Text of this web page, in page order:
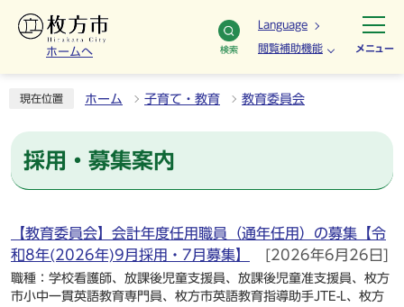
ホームへ 検索
Language
閲覧補助機能 メニュー
現在位置 ホーム 子育て・教育 教育委員会
採用・募集案内
【教育委員会】会計年度任用職員（通年任用）の募集【令
和8年(2026年)9月採用・7月募集】
[2026年6月26日]
職種：学校看護師、放課後児童支援員、放課後児童准支援員、枚方
市小中一貫英語教育専門員、枚方市英語教育指導助手JTE-L、枚方